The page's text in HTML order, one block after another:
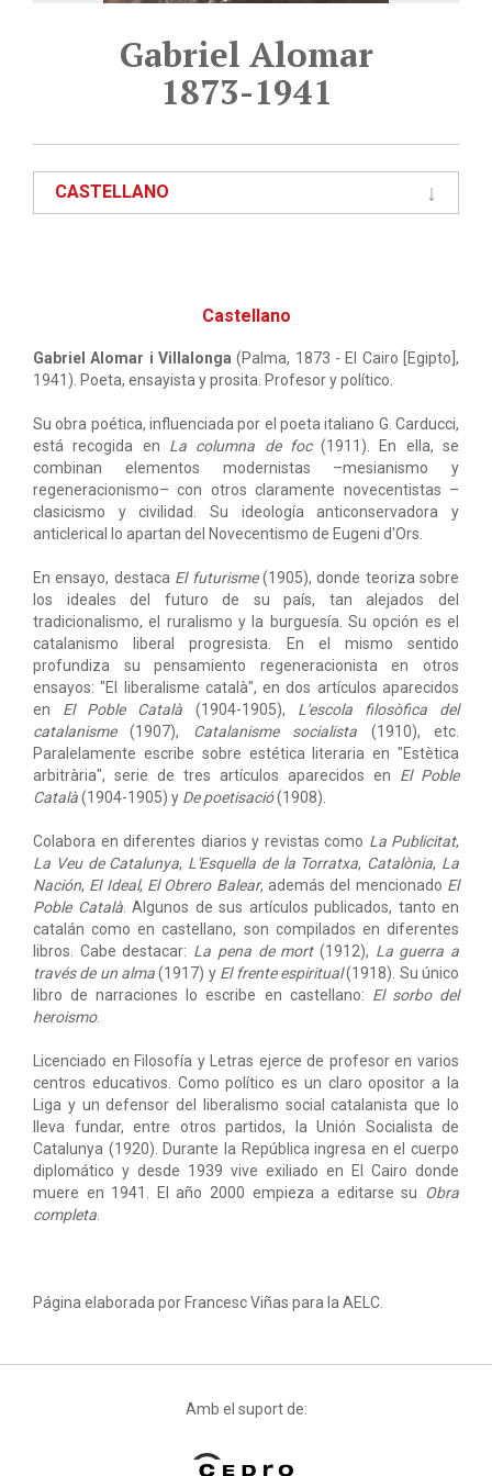
Gabriel Alomar
1873-1941
CASTELLANO
Castellano
Gabriel Alomar i Villalonga (Palma, 1873 - El Cairo [Egipto],
1941). Poeta, ensayista y prosita. Profesor y político.
Su obra poética, influenciada por el poeta italiano G. Carducci,
está recogida en La columna de foc(1911). En ella, se
combinan elementos modernistas –mesianismo y
regeneracionismo– con otros claramente novecentistas –
clasicismo y civilidad. Su ideología anticonservadora y
anticlerical lo apartan del Novecentismo de Eugeni d'Ors.
En ensayo, destaca El futurisme(1905), donde teoriza sobre
los ideales del futuro de su país, tan alejados del
tradicionalismo, el ruralismo y la burguesía. Su opción es el
catalanismo liberal progresista. En el mismo sentido
profundiza su pensamiento regeneracionista en otros
ensayos: "El liberalisme català", en dos artículos aparecidos
en El Poble Català (1904-1905), L'escola filosòfica del
catalanisme(1907), Catalanisme socialista (1910), etc.
Paralelamente escribe sobre estética literaria en "Estètica
arbitrària", serie de tres artículos aparecidos en El Poble
Català(1904-1905) y De poetisació(1908).
Colabora en diferentes diarios y revistas como La Publicitat,
La Veu de Catalunya, L'Esquella de la Torratxa, Catalònia, La
Nación, El Ideal, El Obrero Balear, además del mencionado El
Poble Català. Algunos de sus artículos publicados, tanto en
catalán como en castellano, son compilados en diferentes
libros. Cabe destacar: La pena de mort(1912), La guerra a
través de un alma(1917) y El frente espiritual(1918). Su único
libro de narraciones lo escribe en castellano: El sorbo del
heroismo.
Licenciado en Filosofía y Letras ejerce de profesor en varios
centros educativos. Como político es un claro opositor a la
Liga y un defensor del liberalismo social catalanista que lo
lleva fundar, entre otros partidos, la Unión Socialista de
Catalunya (1920). Durante la República ingresa en el cuerpo
diplomático y desde 1939 vive exiliado en El Cairo donde
muere en 1941. El año 2000 empieza a editarse su Obra
completa
Página elaborada por Francesc Viñas para la AELC.
Amb el suport de: